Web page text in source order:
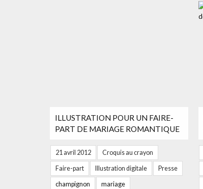
ILLUSTRATION POUR UN FAIRE-
PART DE MARIAGE ROMANTIQUE
21 avril 2012 Croquis au crayon
Faire-part Illustration digitale Presse
champignon mariage